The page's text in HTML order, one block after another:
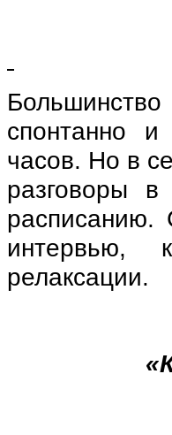
спонтанно и
часов. Но в
разговоры
расписанию.
интервью,
релаксации.